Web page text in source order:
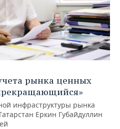
рынка ценных
инфраструктуры рынка
Еркин Губайдуллин